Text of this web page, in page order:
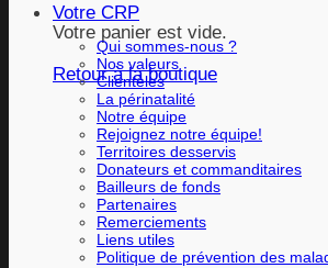
Votre panier est vide.
Retour à la boutique
Votre CRP
Qui sommes-nous ?
Nos valeurs
Clientèles
La périnatalité
Notre équipe
Rejoignez notre équipe!
Territoires desservis
Donateurs et commanditaires
Bailleurs de fonds
Partenaires
Remerciements
Liens utiles
Politique de prévention des